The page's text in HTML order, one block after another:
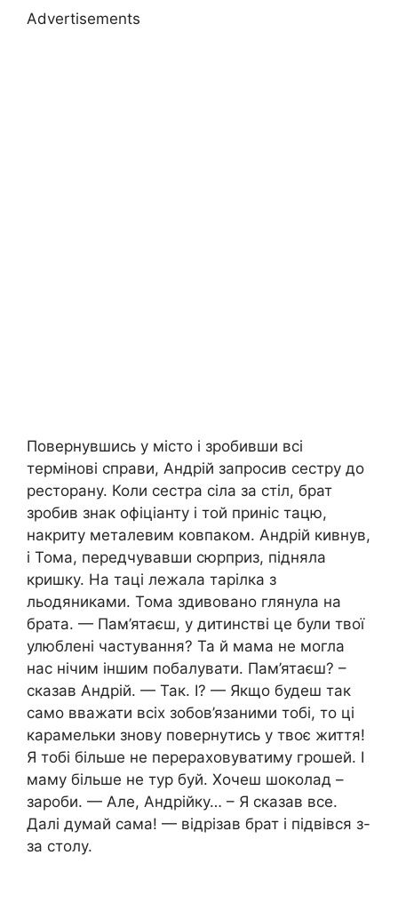
Advertisements
Повернувшись у місто і зробивши всі
термінові справи, Андрій запросив сестру до
ресторану. Коли сестра сіла за стіл, брат
зробив знак офіціанту і той приніс тацю,
накриту металевим ковпаком. Андрій кивнув,
і Тома, передчувавши сюрприз, підняла
кришку. На таці лежала тарілка з
льодяниками. Тома здивовано глянула на
брата. — Пам’ятаєш, у дитинстві це були твої
улюблені частування? Та й мама не могла
нас нічим іншим побалувати. Пам’ятаєш? –
сказав Андрій. — Так. І? — Якщо будеш так
само вважати всіх зобов’язаними тобі, то ці
карамельки знову повернутись у твоє життя!
Я тобі більше не перераховуватиму грошей. І
маму більше не тур буй. Хочеш шоколад –
зароби. — Але, Андрійку… – Я сказав все.
Далі думай сама! — відрізав брат і підвівся з-
за столу.